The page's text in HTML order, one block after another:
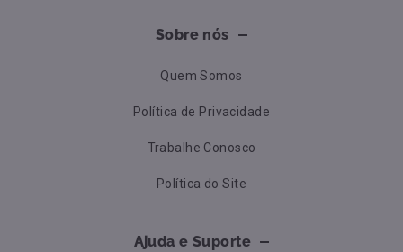
Sobre nós
Quem Somos
Política de Privacidade
Trabalhe Conosco
Política do Site
Ajuda e Suporte